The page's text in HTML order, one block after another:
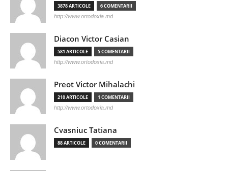
3878 ARTICOLE 6 COMENTARII
http://www.ortodoxia.md
Diacon Victor Casian
581 ARTICOLE 5 COMENTARII
http://www.ortodoxia.md
Preot Victor Mihalachi
210 ARTICOLE 1 COMENTARII
http://www.ortodoxia.md
Cvasniuc Tatiana
88 ARTICOLE 0 COMENTARII